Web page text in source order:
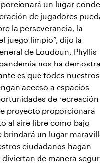
un lugar
de jugadores
la perseverancia, la
juego limpio”, dijo la
de Loudoun, Phyllis
nos ha
es que todos nuestros
acceso a espacios
de recreación
proyecto proporcionará
al aire libre como bajo
brindará un lugar
ciudadanos hagan
de manera